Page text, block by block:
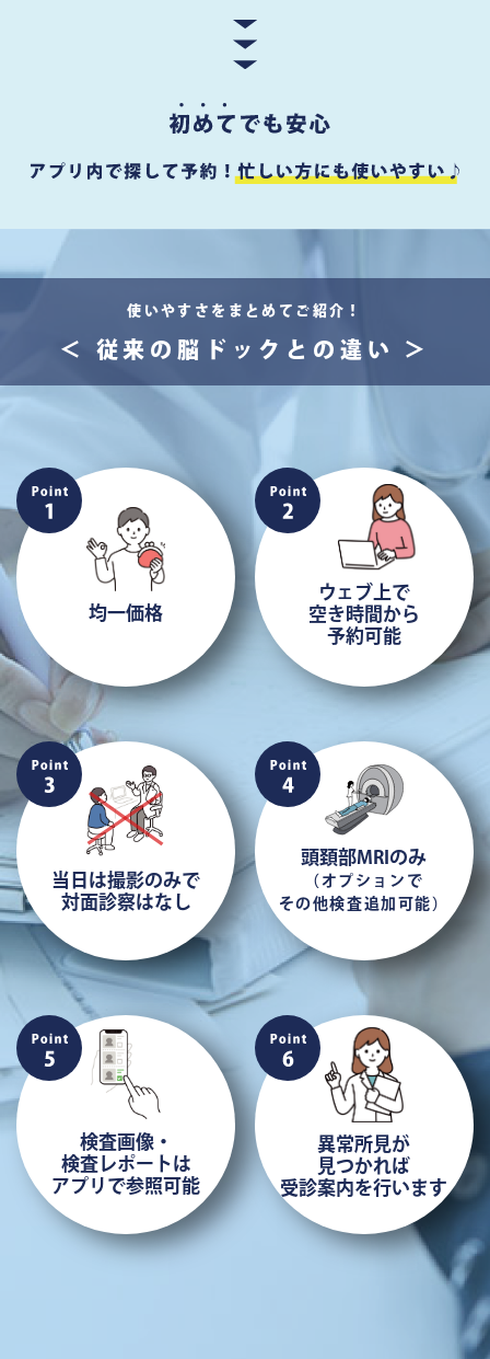
使いやすさをまとめてご紹介！
＜ 従来の脳ドックとの違い ＞
均一価格
ウェブ上で
空き時間から
予約可能
当日は撮影のみで
対面診察はなし
頭頚部MRIのみ
（オプションで
その他検査追加可能）
検査画像・
検査レポートは
アプリで参照可能
異常所見が
見つかれば
受診案内を行います